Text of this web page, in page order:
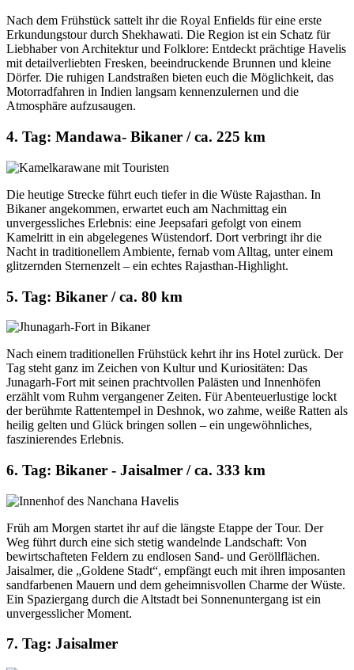
Nach dem Frühstück sattelt ihr die Royal Enfields für eine erste
Erkundungstour durch Shekhawati. Die Region ist ein Schatz für
Liebhaber von Architektur und Folklore: Entdeckt prächtige Havelis
mit detailverliebten Fresken, beeindruckende Brunnen und kleine
Dörfer. Die ruhigen Landstraßen bieten euch die Möglichkeit, das
Motorradfahren in Indien langsam kennenzulernen und die
Atmosphäre aufzusaugen.
4. Tag: Mandawa- Bikaner / ca. 225 km
Die heutige Strecke führt euch tiefer in die Wüste Rajasthan. In
Bikaner angekommen, erwartet euch am Nachmittag ein
unvergessliches Erlebnis: eine Jeepsafari gefolgt von einem
Kamelritt in ein abgelegenes Wüstendorf. Dort verbringt ihr die
Nacht in traditionellem Ambiente, fernab vom Alltag, unter einem
glitzernden Sternenzelt – ein echtes Rajasthan-Highlight.
5. Tag: Bikaner / ca. 80 km
Nach einem traditionellen Frühstück kehrt ihr ins Hotel zurück. Der
Tag steht ganz im Zeichen von Kultur und Kuriositäten: Das
Junagarh-Fort mit seinen prachtvollen Palästen und Innenhöfen
erzählt vom Ruhm vergangener Zeiten. Für Abenteuerlustige lockt
der berühmte Rattentempel in Deshnok, wo zahme, weiße Ratten als
heilig gelten und Glück bringen sollen – ein ungewöhnliches,
faszinierendes Erlebnis.
6. Tag: Bikaner - Jaisalmer / ca. 333 km
Früh am Morgen startet ihr auf die längste Etappe der Tour. Der
Weg führt durch eine sich stetig wandelnde Landschaft: Von
bewirtschafteten Feldern zu endlosen Sand- und Geröllflächen.
Jaisalmer, die „Goldene Stadt“, empfängt euch mit ihren imposanten
sandfarbenen Mauern und dem geheimnisvollen Charme der Wüste.
Ein Spaziergang durch die Altstadt bei Sonnenuntergang ist ein
unvergesslicher Moment.
7. Tag: Jaisalmer